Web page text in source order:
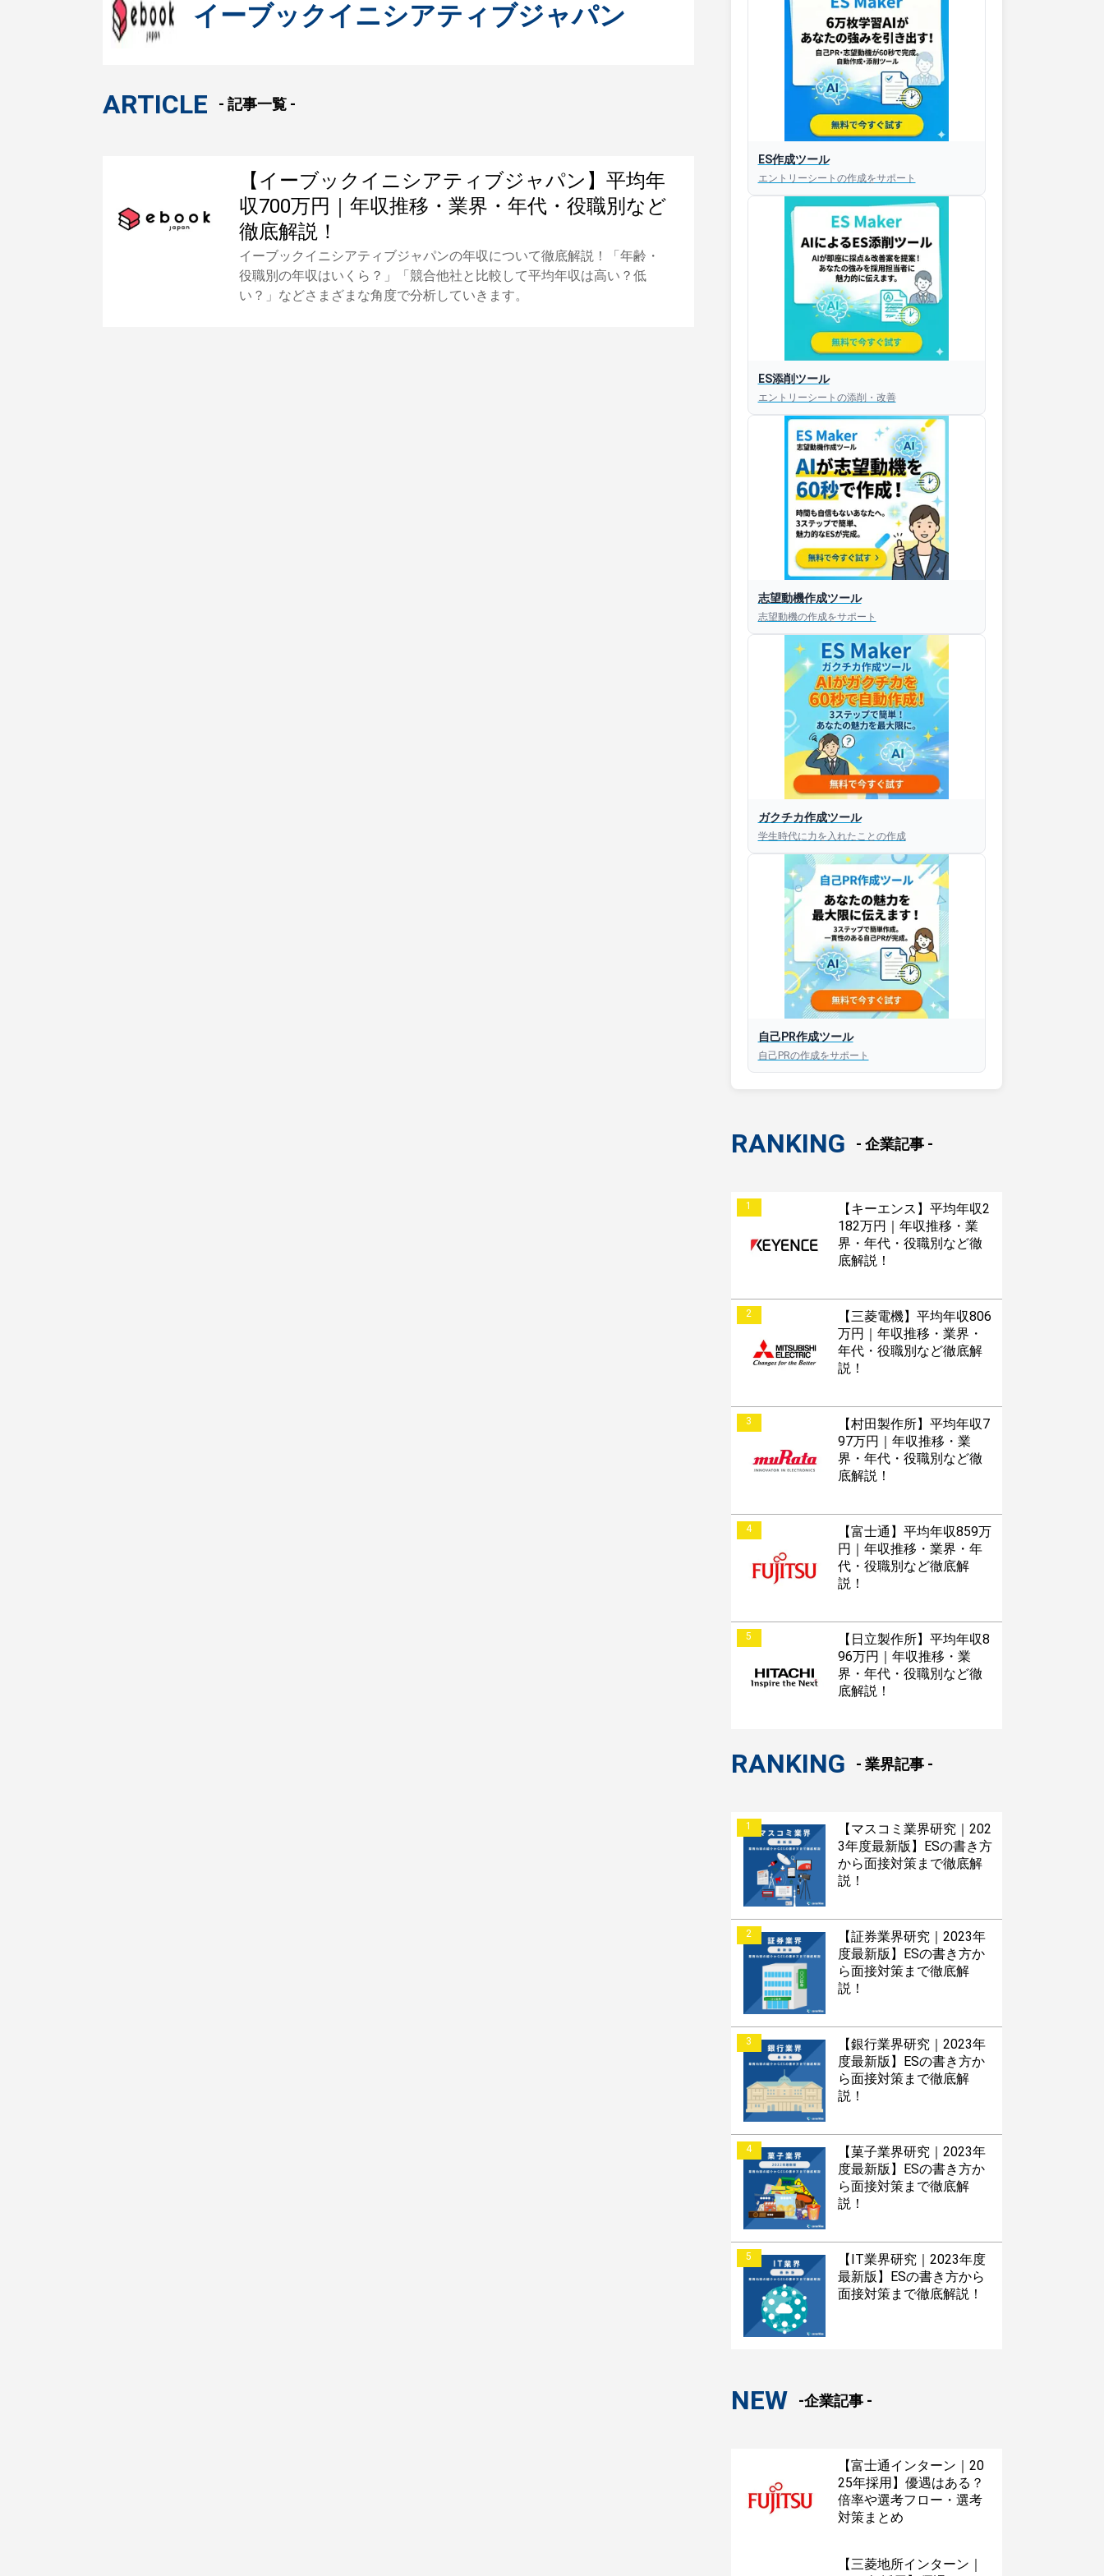
イーブックイニシアティブジャパン
ARTICLE - 記事一覧 -
【イーブックイニシアティブジャパン】平均年
収700万円｜年収推移・業界・年代・役職別など
徹底解説！
イーブックイニシアティブジャパンの年収について徹底解説！「年齢・
役職別の年収はいくら？」「競合他社と比較して平均年収は高い？低
い？」などさまざまな角度で分析していきます。
ES作成ツール
エントリーシートの作成をサポート
ES添削ツール
エントリーシートの添削・改善
志望動機作成ツール
志望動機の作成をサポート
ガクチカ作成ツール
学生時代に力を入れたことの作成
自己PR作成ツール
自己PRの作成をサポート
RANKING - 企業記事 -
1
【キーエンス】平均年収2
182万円｜年収推移・業
界・年代・役職別など徹
底解説！
2
【三菱電機】平均年収806
万円｜年収推移・業界・
年代・役職別など徹底解
説！
3
【村田製作所】平均年収7
97万円｜年収推移・業
界・年代・役職別など徹
底解説！
4
【富士通】平均年収859万
円｜年収推移・業界・年
代・役職別など徹底解
説！
5
【日立製作所】平均年収8
96万円｜年収推移・業
界・年代・役職別など徹
底解説！
RANKING - 業界記事 -
1
【マスコミ業界研究｜202
3年度最新版】ESの書き方
から面接対策まで徹底解
説！
2
【証券業界研究｜2023年
度最新版】ESの書き方か
ら面接対策まで徹底解
説！
3
【銀行業界研究｜2023年
度最新版】ESの書き方か
ら面接対策まで徹底解
説！
4
【菓子業界研究｜2023年
度最新版】ESの書き方か
ら面接対策まで徹底解
説！
5
【IT業界研究｜2023年度
最新版】ESの書き方から
面接対策まで徹底解説！
NEW -企業記事 -
【富士通インターン｜20
25年採用】優遇はある？
倍率や選考フロー・選考
対策まとめ
【三菱地所インターン｜